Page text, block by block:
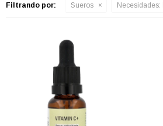
Filtrando por: Sueros Necesidades: